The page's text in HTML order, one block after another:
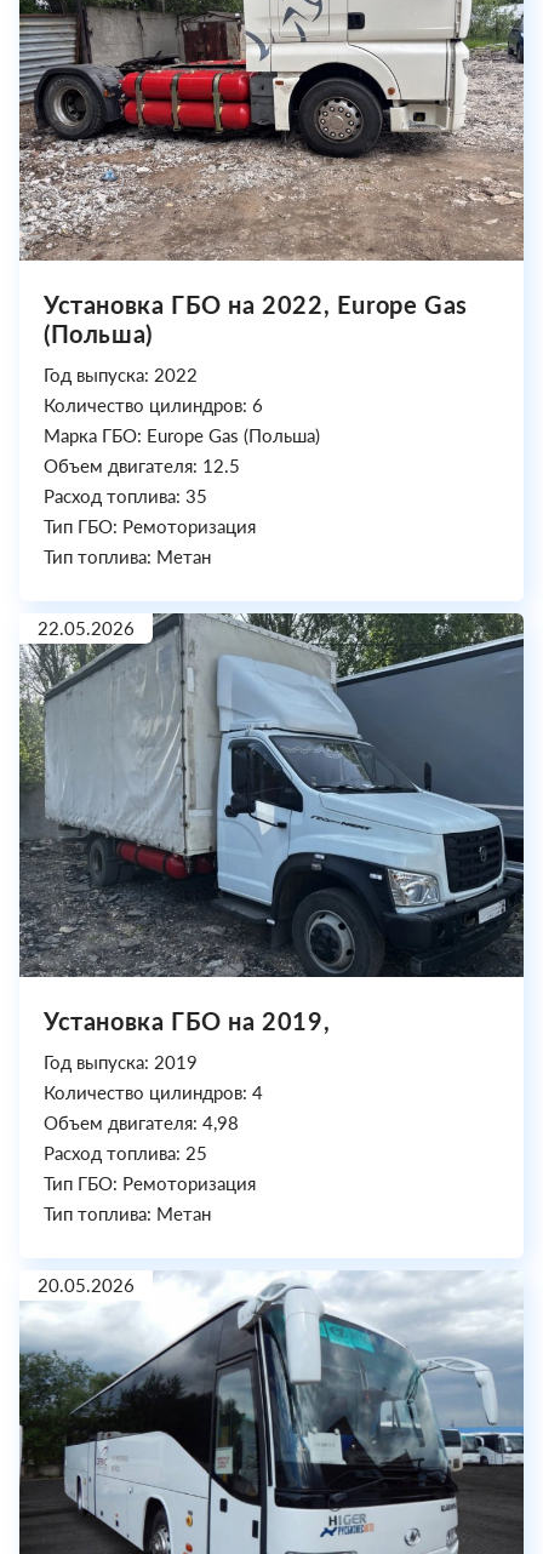
Установка ГБО на 2022, Europe Gas
(Польша)
Год выпуска: 2022
Количество цилиндров: 6
Марка ГБО: Europe Gas (Польша)
Объем двигателя: 12.5
Расход топлива: 35
Тип ГБО: Ремоторизация
Тип топлива: Метан
22.05.2026
Установка ГБО на 2019,
Год выпуска: 2019
Количество цилиндров: 4
Объем двигателя: 4,98
Расход топлива: 25
Тип ГБО: Ремоторизация
Тип топлива: Метан
20.05.2026